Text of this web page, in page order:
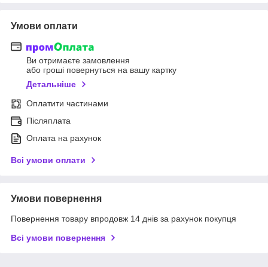
Умови оплати
Ви отримаєте замовлення
або гроші повернуться на вашу картку
Детальніше
Оплатити частинами
Післяплата
Оплата на рахунок
Всі умови оплати
Умови повернення
Повернення товару впродовж 14 днів за рахунок покупця
Всі умови повернення